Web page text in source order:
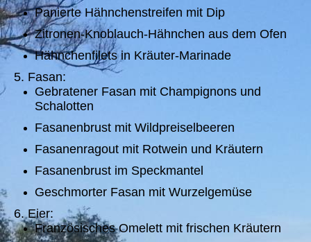
Panierte Hähnchenstreifen mit Dip
Zitronen-Knoblauch-Hähnchen aus dem Ofen
Hähnchenfilets in Kräuter-Marinade
5. Fasan:
Gebratener Fasan mit Champignons und
Schalotten
Fasanenbrust mit Wildpreiselbeeren
Fasanenragout mit Rotwein und Kräutern
Fasanenbrust im Speckmantel
Geschmorter Fasan mit Wurzelgemüse
6. Eier:
Französisches Omelett mit frischen Kräutern